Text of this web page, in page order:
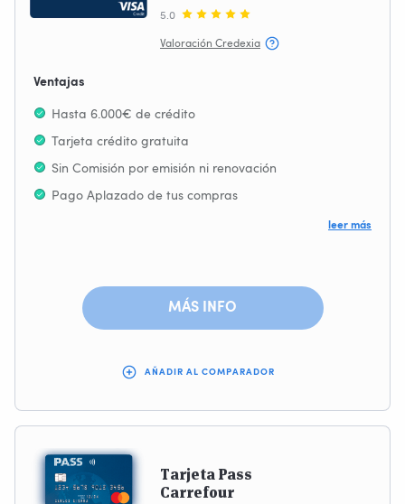
5.0
Valoración Credexia
Ventajas
leer más
Hasta 6.000€ de crédito
Tarjeta crédito gratuita
Sin Comisión por emisión ni renovación
Pago Aplazado de tus compras
Aceptada para las compras por internet
MÁS INFO
AÑADIR AL COMPARADOR
Tarjeta Pass
Carrefour